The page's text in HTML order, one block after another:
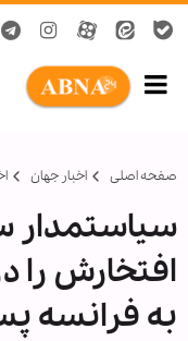
صفحه اصلی اخبار جهان
سیاستمدار
افتخارش را
به فرانسه